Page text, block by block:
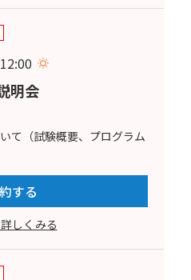
明会
て（試験概要、プログラム
する
しくみる